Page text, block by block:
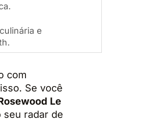
e
com
Se você
Le
radar de